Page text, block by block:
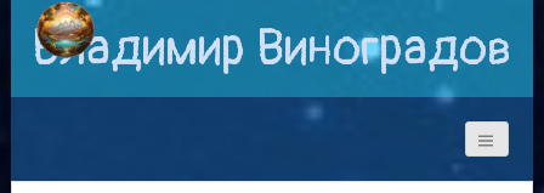
Владимир Виноградов